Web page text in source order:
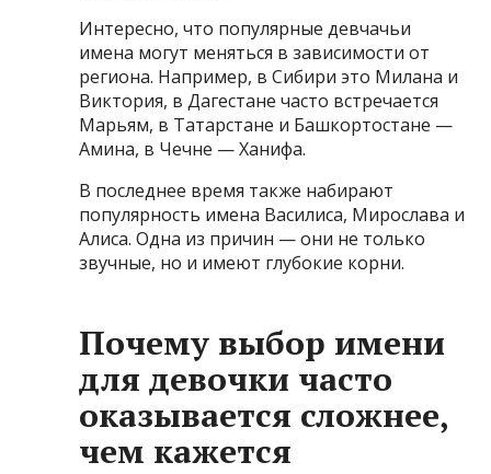
Интересно, что популярные девчачьи
имена могут меняться в зависимости от
региона. Например, в Сибири это Милана и
Виктория, в Дагестане часто встречается
Марьям, в Татарстане и Башкортостане —
Амина, в Чечне — Ханифа.
В последнее время также набирают
популярность имена Василиса, Мирослава и
Алиса. Одна из причин — они не только
звучные, но и имеют глубокие корни.
Почему выбор имени
для девочки часто
оказывается сложнее,
чем кажется